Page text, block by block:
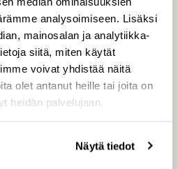
analysoimiseen. Lisäksi
mainosalan ja analytiikka-
siitä, miten käytät
voivat yhdistää näitä
olet antanut heille tai joita on
heidän palvelujaan.
Näytä tiedot